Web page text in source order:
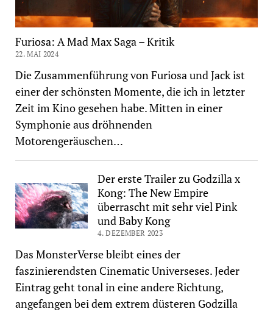
Furiosa: A Mad Max Saga – Kritik
22. MAI 2024
Die Zusammenführung von Furiosa und Jack ist
einer der schönsten Momente, die ich in letzter
Zeit im Kino gesehen habe. Mitten in einer
Symphonie aus dröhnenden
Motorengeräuschen…
Der erste Trailer zu Godzilla x
Kong: The New Empire
überrascht mit sehr viel Pink
und Baby Kong
4. DEZEMBER 2023
Das MonsterVerse bleibt eines der
faszinierendsten Cinematic Universeses. Jeder
Eintrag geht tonal in eine andere Richtung,
angefangen bei dem extrem düsteren Godzilla